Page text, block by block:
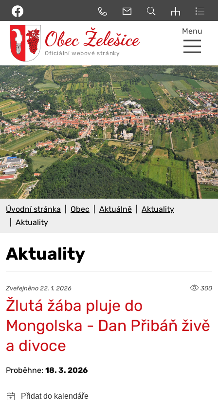
Menu
Úvodní stránka Obec Aktuálně
Aktuality
Aktuality
Aktuality
Zveřejněno 22. 1. 2026 300
Žlutá žába pluje do
Mongolska - Dan Přibáň živě
a divoce
Proběhne: 18. 3. 2026